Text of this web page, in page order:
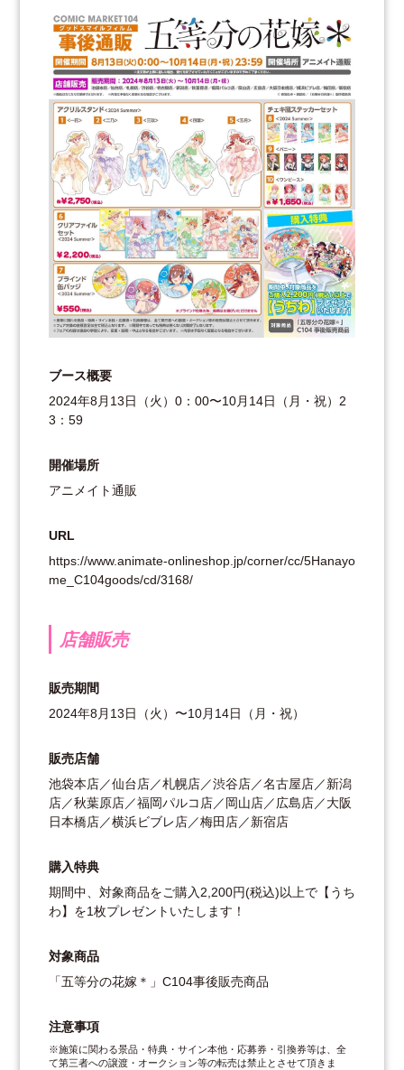
ブース概要
2024年8月13日（火）0：00〜10月14日（月・祝）2
3：59
開催場所
アニメイト通販
URL
https://www.animate-onlineshop.jp/corner/cc/5Hanayo
me_C104goods/cd/3168/
店舗販売
販売期間
2024年8月13日（火）〜10月14日（月・祝）
販売店舗
池袋本店／仙台店／札幌店／渋谷店／名古屋店／新潟
店／秋葉原店／福岡パルコ店／岡山店／広島店／大阪
日本橋店／横浜ビブレ店／梅田店／新宿店
購入特典
期間中、対象商品をご購入2,200円(税込)以上で【うち
わ】を1枚プレゼントいたします！
対象商品
「五等分の花嫁＊」C104事後販売商品
注意事項
※施策に関わる景品・特典・サイン本他・応募券・引換券等は、全
て第三者への譲渡・オークション等の転売は禁止とさせて頂きま